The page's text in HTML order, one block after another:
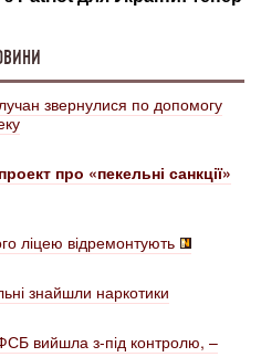
звернулися по допомогу
про «пекельні санкції»
ліцею відремонтують
знайшли наркотики
вийшла з-під контролю, –